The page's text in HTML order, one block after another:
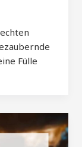
Fülle